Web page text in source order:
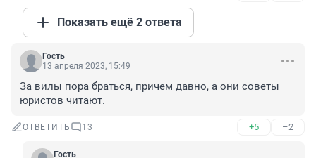
Показать ещё 2 ответа
Гость
13 апреля 2023, 15:49
За вилы пора браться, причем давно, а они советы
юристов читают.
ОТВЕТИТЬ 13 +5 –2
Гость